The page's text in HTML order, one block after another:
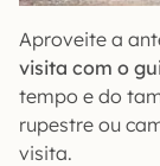
Aproveite a
visita com o
tempo e do
rupestre ou
visita.